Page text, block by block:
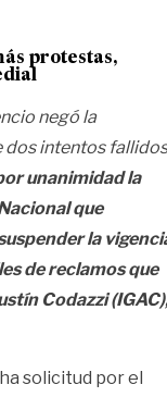
protestas,
negó la
dos intentos
unanimidad la
que
la
de reclamos que
Codazzi
solicitud por el